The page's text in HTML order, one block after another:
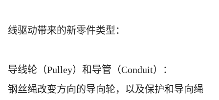
线驱动带来的新零件类型：
导线轮（Pulley）和导管（Conduit）：
钢丝绳改变方向的导向轮，以及保护和导向绳